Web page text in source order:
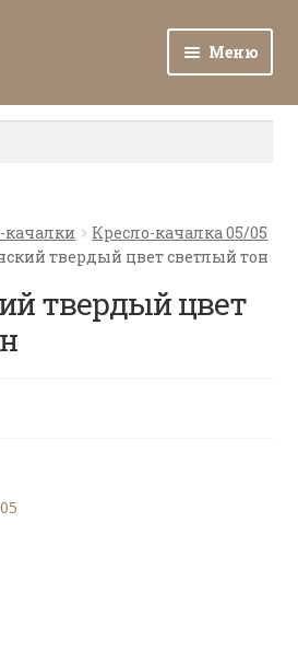
Меню
качалки
Кресло-качалка 05/05
твердый цвет светлый тон
твердый цвет